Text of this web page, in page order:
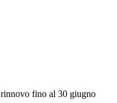
fino al 30 giugno